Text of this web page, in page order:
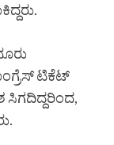
ಟಿಕೆಟ್
ಸಿಗದಿದ್ದರಿಂದ,